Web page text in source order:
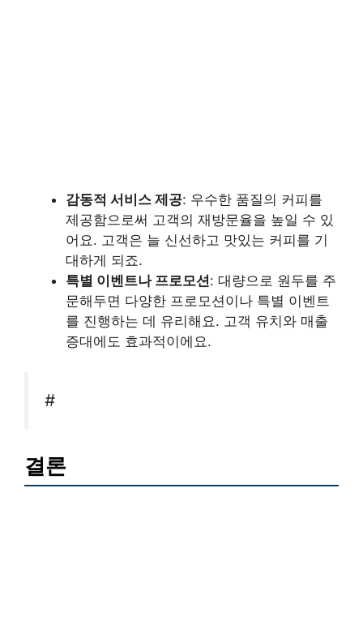
감동적 서비스 제공: 우수한 품질의 커피를
제공함으로써 고객의 재방문율을 높일 수 있
어요. 고객은 늘 신선하고 맛있는 커피를 기
대하게 되죠.
특별 이벤트나 프로모션: 대량으로 원두를 주
문해두면 다양한 프로모션이나 특별 이벤트
를 진행하는 데 유리해요. 고객 유치와 매출
증대에도 효과적이에요.
#
결론